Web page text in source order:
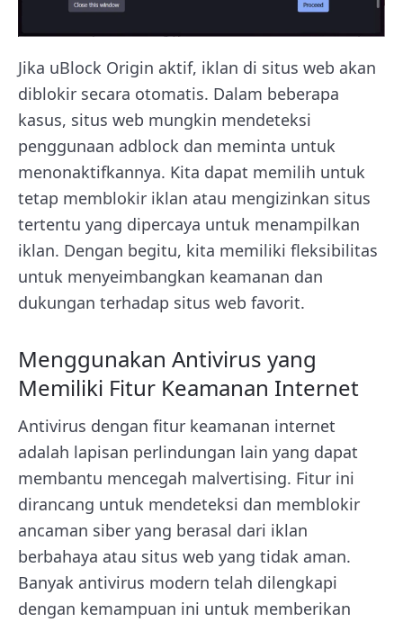
Jika uBlock Origin aktif, iklan di situs web akan
diblokir secara otomatis. Dalam beberapa
kasus, situs web mungkin mendeteksi
penggunaan adblock dan meminta untuk
menonaktifkannya. Kita dapat memilih untuk
tetap memblokir iklan atau mengizinkan situs
tertentu yang dipercaya untuk menampilkan
iklan. Dengan begitu, kita memiliki fleksibilitas
untuk menyeimbangkan keamanan dan
dukungan terhadap situs web favorit.
Menggunakan Antivirus yang
Memiliki Fitur Keamanan Internet
Antivirus dengan fitur keamanan internet
adalah lapisan perlindungan lain yang dapat
membantu mencegah malvertising. Fitur ini
dirancang untuk mendeteksi dan memblokir
ancaman siber yang berasal dari iklan
berbahaya atau situs web yang tidak aman.
Banyak antivirus modern telah dilengkapi
dengan kemampuan ini untuk memberikan